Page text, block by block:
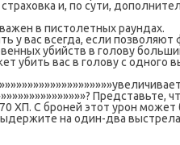
и, по сути,
в пистолетных раундах.
у вас всегда, если позволяют
убийств в голову
убить вас в голову с одного
Представьте,
ХП. С броней этот урон может
на один-два